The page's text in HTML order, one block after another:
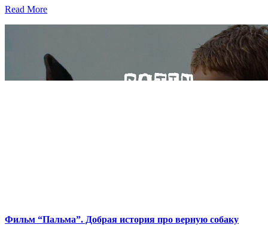
Read More
Фильм “Пальма”. Добрая история про верную собаку